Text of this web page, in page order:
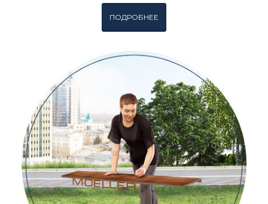
ПОДРОБНЕЕ